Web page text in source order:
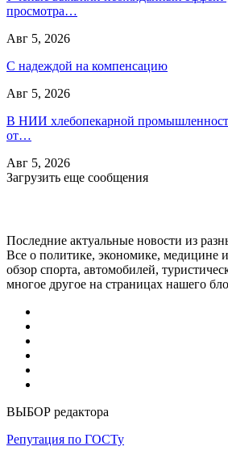
просмотра…
Авг 5, 2026
С надеждой на компенсацию
Авг 5, 2026
В НИИ хлебопекарной
от…
Авг 5, 2026
Загрузить еще сообщения
Последние актуальные новости из
Все о политике, экономике, медицине
обзор спорта, автомобилей,
многое другое на страницах нашего
ВЫБОР редактора
Репутация по ГОСТу